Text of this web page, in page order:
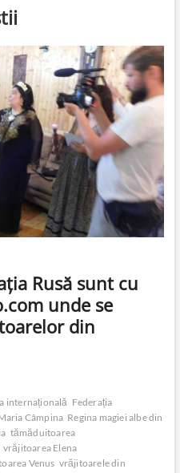
Rusă sunt cu
unde se
din
internațională Federația
Câmpina Regina magiei albe din
tămăduitoarea
vrăjitoarea Elena
Venus vrăjitoarele din